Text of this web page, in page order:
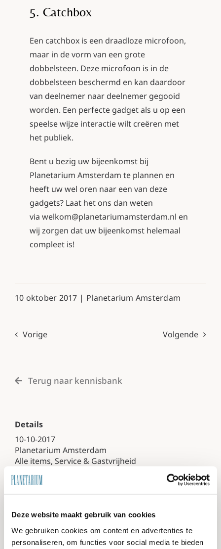
Deze website maakt gebruik van cookies
We gebruiken cookies om content en advertenties te
personaliseren, om functies voor social media te bieden
Terug naar kennisbank
Details
10-10-2017
Planetarium Amsterdam
Alle items, Service & Gastvrijheid
Zoek
for:
5. Catchbox
Een catchbox is een draadloze microfoon,
maar in de vorm van een grote
dobbelsteen. Deze microfoon is in de
dobbelsteen beschermd en kan daardoor
van deelnemer naar deelnemer gegooid
worden. Een perfecte gadget als u op een
speelse wijze interactie wilt creëren met
het publiek.
Bent u bezig uw bijeenkomst bij
Planetarium Amsterdam te plannen en
heeft uw wel oren naar een van deze
gadgets? Laat het ons dan weten
via welkom@planetariumamsterdam.nl en
wij zorgen dat uw bijeenkomst helemaal
compleet is!
10 oktober 2017 | Planetarium Amsterdam
Vorige Volgende